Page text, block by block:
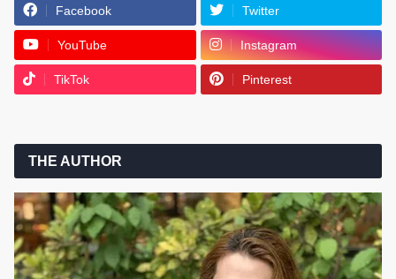
Facebook Twitter
YouTube Instagram
TikTok Pinterest
THE AUTHOR